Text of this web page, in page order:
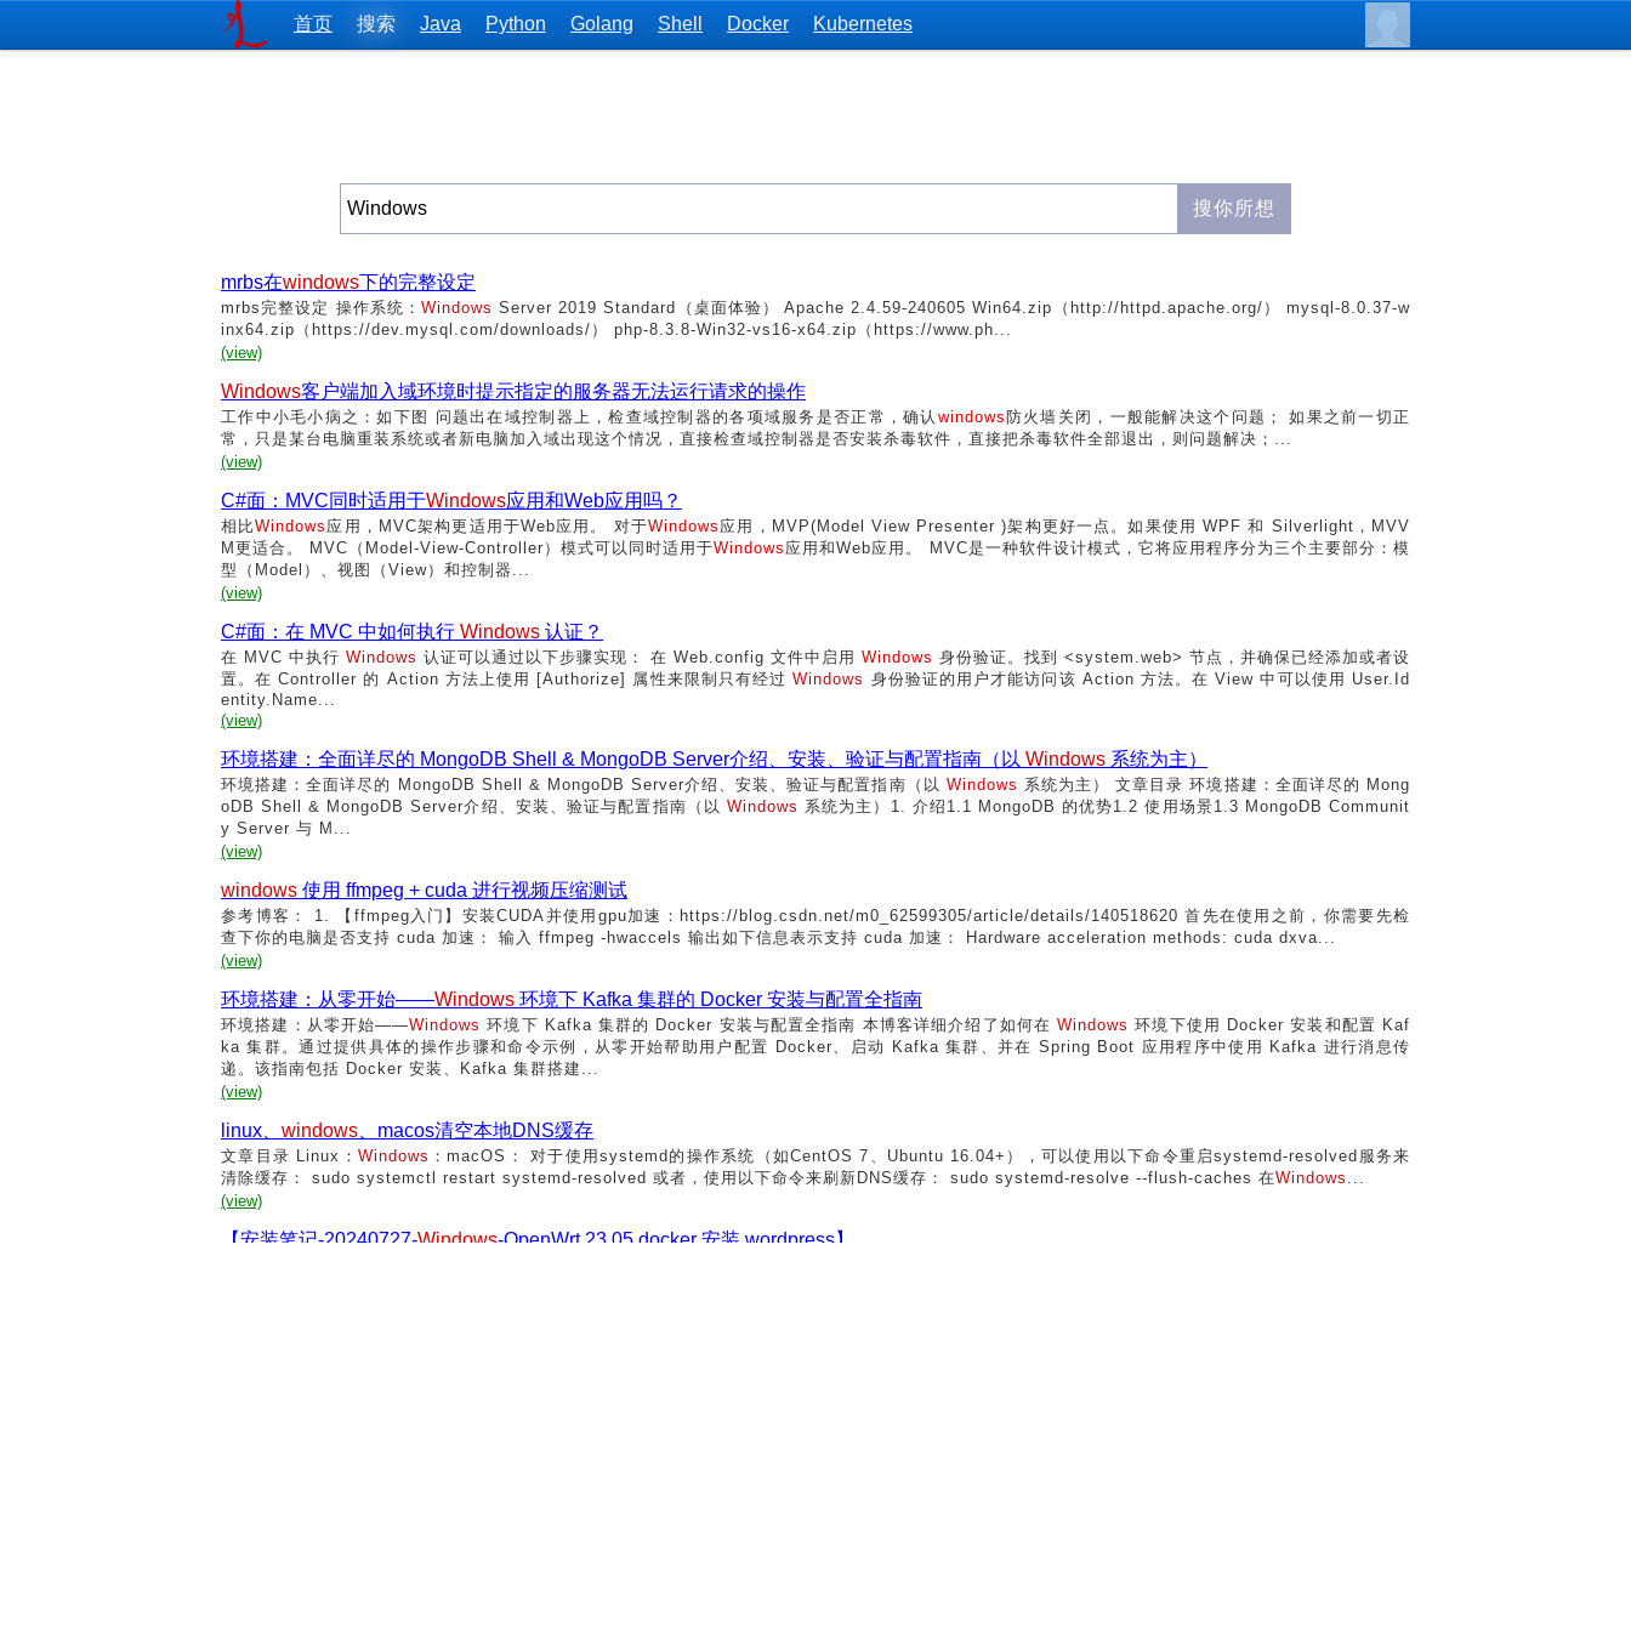
首页 搜索 Java Python Golang Shell Docker Kubernetes
mrbs在windows下的完整设定
mrbs完整设定 操作系统：Windows Server 2019 Standard（桌面体验） Apache 2.4.59-240605 Win64.zip（http://httpd.apache.org/） mysql-8.0.37-w
inx64.zip（https://dev.mysql.com/downloads/） php-8.3.8-Win32-vs16-x64.zip（https://www.ph...
(view)
Windows客户端加入域环境时提示指定的服务器无法运行请求的操作
工作中小毛小病之：如下图 问题出在域控制器上，检查域控制器的各项域服务是否正常，确认 windows 防火墙关闭，一般能解决这个问题； 如果之前一切正
常，只是某台电脑重装系统或者新电脑加入域出现这个情况，直接检查域控制器是否安装杀毒软件，直接把杀毒软件全部退出，则问题解决；...
(view)
C#面：MVC同时适用于Windows应用和Web应用吗？
相比Windows 应用，MVC架构更适用于Web应用。 对于Windows 应⽤，MVP(Model View Presenter )架构更好⼀点。如果使用 WPF 和 Silverlight，MVV
M更适合。 MVC（Model-View-Controller）模式可以同时适用于Windows 应用和Web应用。 MVC是一种软件设计模式，它将应用程序分为三个主要部分：模
型（Model）、视图（View）和控制器...
(view)
C#面：在 MVC 中如何执行 Windows 认证？
在 MVC 中执行 Windows 认证可以通过以下步骤实现： 在 Web.config 文件中启用 Windows 身份验证。找到 <system.web> 节点，并确保已经添加或者设
置。在 Controller 的 Action 方法上使用 [Authorize] 属性来限制只有经过Windows 身份验证的用户才能访问该 Action 方法。在 View 中可以使用 User.Id
entity.Name...
(view)
环境搭建：全面详尽的 MongoDB Shell & MongoDB Server介绍、安装、验证与配置指南（以 Windows 系统为主）
环境搭建：全面详尽的 MongoDB Shell & MongoDB Server介绍、安装、验证与配置指南（以 Windows 系统为主） 文章目录 环境搭建：全面详尽的 Mong
oDB Shell & MongoDB Server介绍、安装、验证与配置指南（以 Windows 系统为主）1. 介绍1.1 MongoDB 的优势1.2 使用场景1.3 MongoDB Communit
y Server 与 M...
(view)
windows 使用 ffmpeg + cuda 进行视频压缩测试
参考博客： 1. 【ffmpeg入门】安装CUDA并使用gpu加速：https://blog.csdn.net/m0_62599305/article/details/140518620 首先在使用之前，你需要先检
查下你的电脑是否支持 cuda 加速： 输入 ffmpeg -hwaccels 输出如下信息表示支持 cuda 加速： Hardware acceleration methods: cuda dxva...
(view)
环境搭建：从零开始——Windows 环境下 Kafka 集群的 Docker 安装与配置全指南
环境搭建：从零开始——Windows 环境下 Kafka 集群的 Docker 安装与配置全指南 本博客详细介绍了如何在Windows 环境下使用 Docker 安装和配置 Kaf
ka 集群。通过提供具体的操作步骤和命令示例，从零开始帮助用户配置 Docker、启动 Kafka 集群、并在 Spring Boot 应用程序中使用 Kafka 进行消息传
递。该指南包括 Docker 安装、Kafka 集群搭建...
(view)
linux、 windows 、macos清空本地DNS缓存
文章目录 Linux： Windows ：macOS： 对于使用systemd的操作系统（如CentOS 7、Ubuntu 16.04+），可以使用以下命令重启systemd-resolved服务来
清除缓存： sudo systemctl restart systemd-resolved 或者，使用以下命令来刷新DNS缓存： sudo systemd-resolve --flush-caches 在Windows ...
(view)
【安装笔记-20240727-Windows-OpenWrt 23.05 docker 安装 wordpress】